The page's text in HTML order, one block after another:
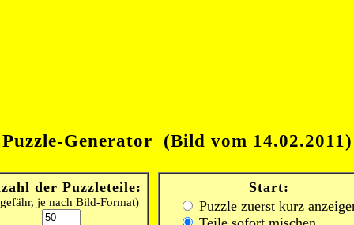
Puzzle-Generator (Bild vom 14.02.2011)
der Puzzleteile:
je nach Bild-Format)
Start:
Puzzle zuerst kurz